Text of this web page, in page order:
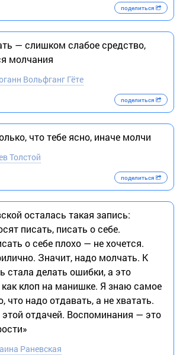
поделиться
— слишком слабое средство,
молчания
Вольфганг Гёте
поделиться
что тебе ясно, иначе молчи
Толстой
поделиться
осталась такая запись:
писать, писать о себе.
о себе плохо — не хочется.
Значит, надо молчать. К
стала делать ошибки, а это
клоп на манишке. Я знаю самое
что надо отдавать, а не хватать.
отдачей. Воспоминания — это
Раневская